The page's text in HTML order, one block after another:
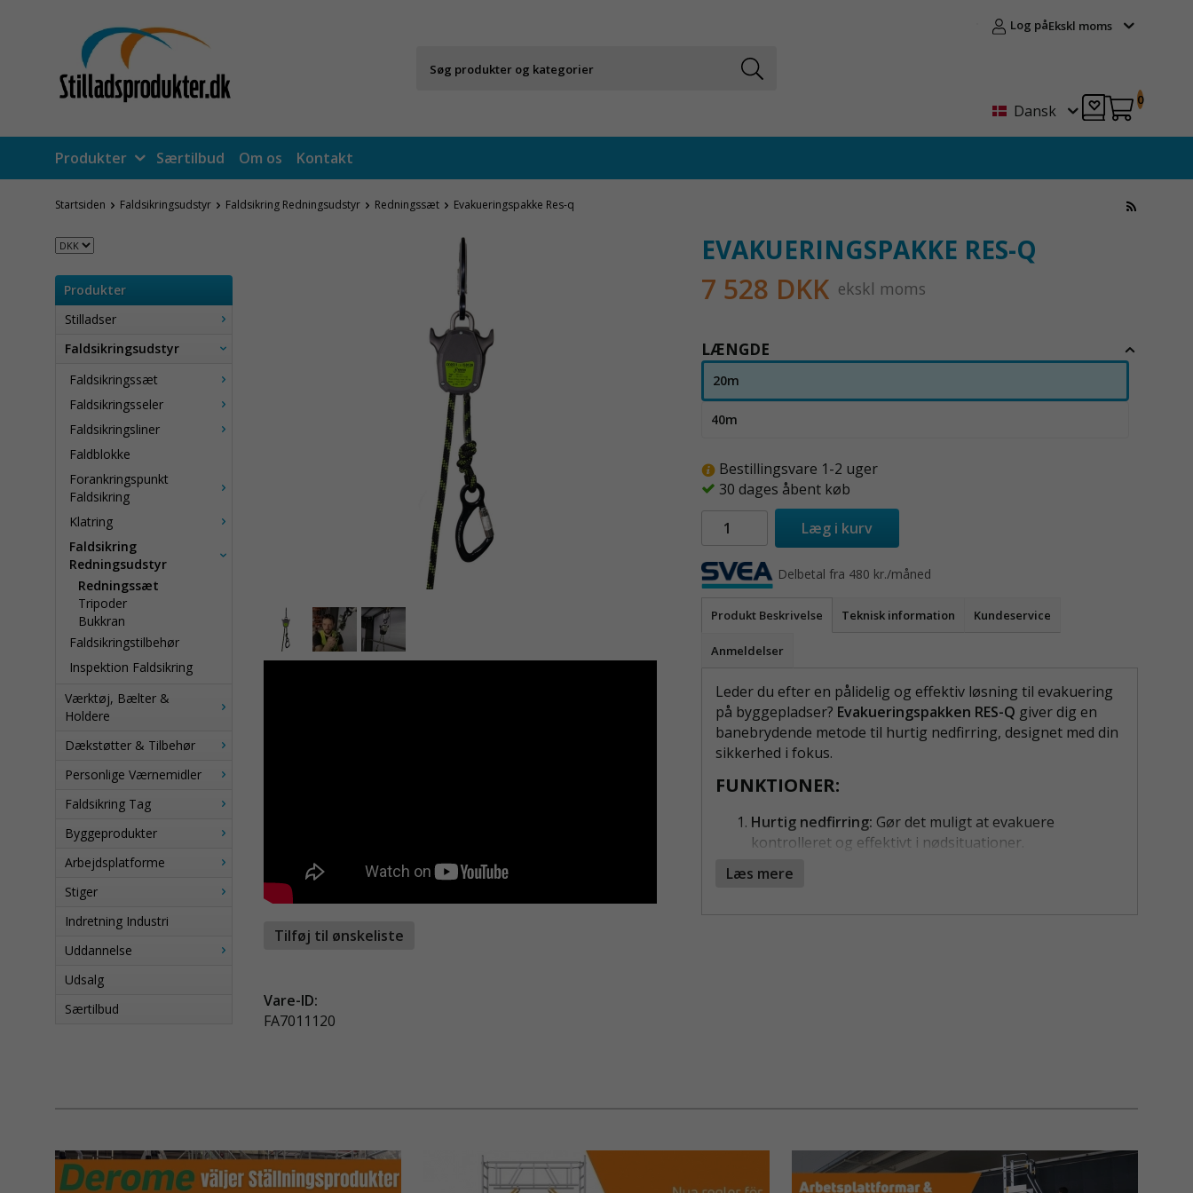
Log påEkskl moms
Dansk
0
Produkter Særtilbud Om os Kontakt
Startsiden Faldsikringsudstyr Faldsikring Redningsudstyr Redningssæt Evakueringspakke Res-q
Produkter
Stilladser
Faldsikringsudstyr
Faldsikringssæt
Faldsikringsseler
Faldsikringsliner
Faldblokke
Forankringspunkt
Faldsikring
Klatring
Faldsikring
Redningsudstyr
Redningssæt
Tripoder
Bukkran
Faldsikringstilbehør
Inspektion Faldsikring
Værktøj, Bælter &
Holdere
Dækstøtter & Tilbehør
Personlige Værnemidler
Faldsikring Tag
Byggeprodukter
Arbejdsplatforme
Stiger
Indretning Industri
Uddannelse
Udsalg
Særtilbud
EVAKUERINGSPAKKE RES-Q
7 528 DKK ekskl moms
LÆNGDE
20m
40m
Bestillingsvare 1-2 uger
30 dages åbent køb
Læg i kurv
Delbetal fra 480 kr./måned
Produkt Beskrivelse Teknisk information Kundeservice
Anmeldelser
Leder du efter en pålidelig og effektiv løsning til evakuering
på byggepladser? Evakueringspakken RES-Q giver dig en
banebrydende metode til hurtig nedfirring, designet med din
sikkerhed i fokus.
FUNKTIONER:
Hurtig nedfirring: Gør det muligt at evakuere
kontrolleret og effektivt i nødsituationer.
kernemantelreb, så du kan tilpasse til forskellige højder
OM EVAKUERINGSPAKKEN RES-Q
ved fare i stor højde. Den er fremstillet blandt andet af
aluminiumlegering og højstyrkestål, så den både er robust,
Læs mere
Tilføj til ønskeliste
Vare-ID:
FA7011120